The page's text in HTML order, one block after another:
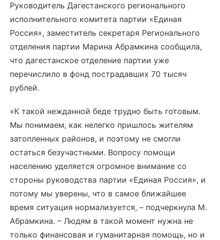
Руководитель Дагестанского регионального
исполнительного комитета партии «Единая
Россия», заместитель секретаря Регионального
отделения партии Марина Абрамкина сообщила,
что дагестанское отделение партии уже
перечислило в фонд пострадавших 70 тысяч
рублей.
«К такой нежданной беде трудно быть готовым.
Мы понимаем, как нелегко пришлось жителям
затопленных районов, и поэтому не смогли
остаться безучастными. Вопросу помощи
населению уделяется огромное внимание со
стороны руководства партии «Единая Россия», и
потому мы уверены, что в самое ближайшее
время ситуация нормализуется, – подчеркнула М.
Абрамкина. – Людям в такой момент нужна не
только финансовая и гуманитарная помощь, но и